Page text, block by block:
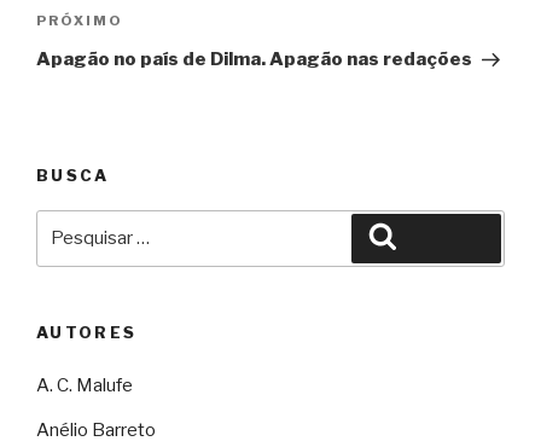
Próximo
PRÓXIMO
Apagão no país de Dilma. Apagão nas redações
BUSCA
AUTORES
A. C. Malufe
Anélio Barreto